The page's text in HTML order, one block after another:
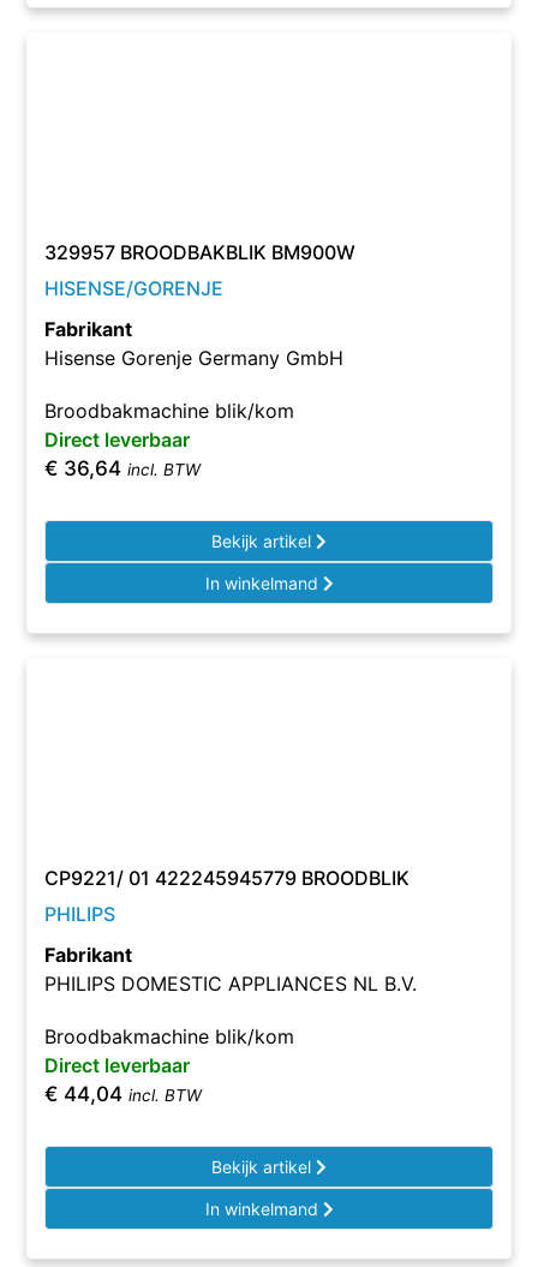
329957 BROODBAKBLIK BM900W
HISENSE/GORENJE
Fabrikant
Hisense Gorenje Germany GmbH
Broodbakmachine blik/kom
Direct leverbaar
€ 36,64 incl. BTW
Bekijk artikel
In winkelmand
CP9221/ 01 422245945779 BROODBLIK
PHILIPS
Fabrikant
PHILIPS DOMESTIC APPLIANCES NL B.V.
Broodbakmachine blik/kom
Direct leverbaar
€ 44,04 incl. BTW
Bekijk artikel
In winkelmand